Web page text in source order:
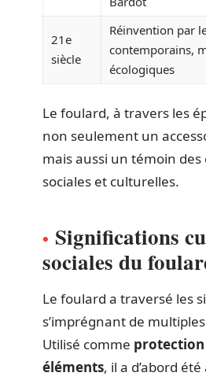
21e
siècle
Réinvention par
contemporains,
écologiques
Le foulard, à travers les
non seulement un
mais aussi un témoin
sociales et culturelles.
Significations
sociales du
Le foulard a traversé les
s’imprégnant de
Utilisé comme
éléments, il a d’abord